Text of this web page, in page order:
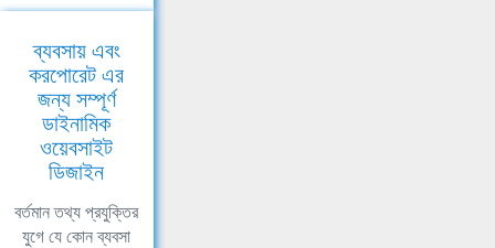
ব্যবসায় এবং
করপোরেট এর
জন্য সম্পূর্ণ
ডাইনামিক
ওয়েবসাইট
ডিজাইন
বর্তমান তথ্য প্রযুক্তির
যুগে যে কোন ব্যবসা